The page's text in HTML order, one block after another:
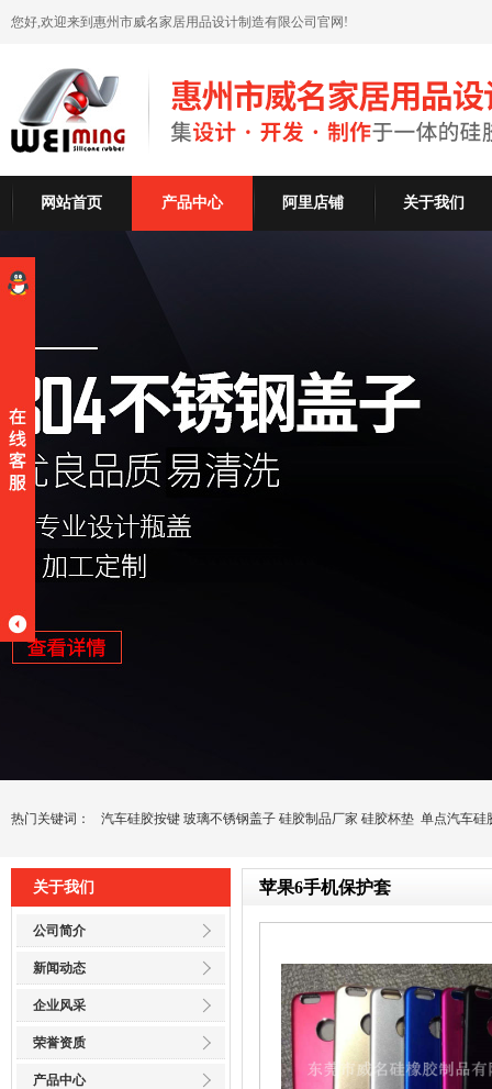
您好,欢迎来到惠州市威名家居用品设计制造有限公司官网!
网站首页 产品中心 阿里店铺 关于我们
热门关键词： 汽车硅胶按键 玻璃不锈钢盖子 硅胶制品厂家 硅胶杯垫 单点汽车硅
关于我们
公司简介
新闻动态
企业风采
荣誉资质
产品中心
苹果6手机保护套